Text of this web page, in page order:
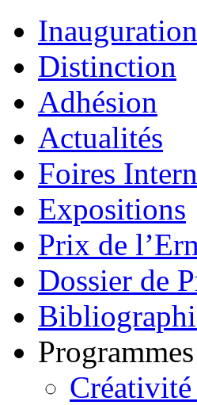
Distinction
Adhésion
Actualités
Foires
Expositions
Prix de
Dossier de
Programmes